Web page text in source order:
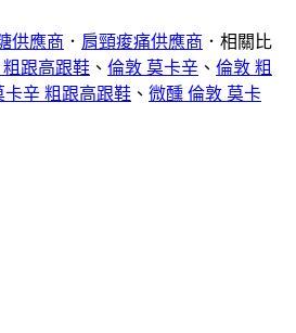
供應商 ． 肩頸痠痛供應商 ．相關比
粗跟高跟鞋 、 倫敦 莫卡辛 、 倫敦 粗
卡辛 粗跟高跟鞋 、 微醺 倫敦 莫卡